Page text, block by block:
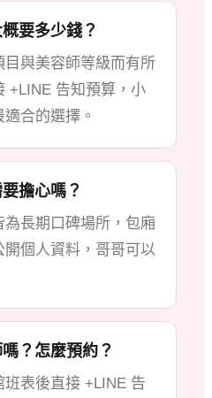
要多少錢？
目與美容師等級而有所
+LINE 告知預算，小
合的選擇。
擔心嗎？
長期口碑場所，包廂
開個人資料，哥哥可以
？怎麼預約？
班表後直接 +LINE 告